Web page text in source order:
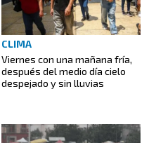
CLIMA
Viernes con una mañana fría,
después del medio día cielo
despejado y sin lluvias